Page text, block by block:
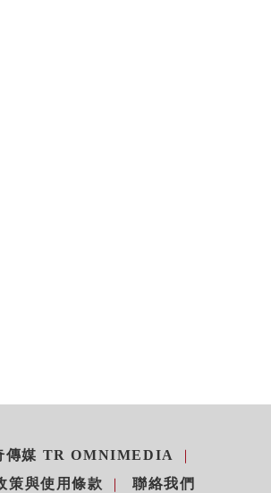
傳媒 TR OMNIMEDIA
策與使用條款
聯絡我們